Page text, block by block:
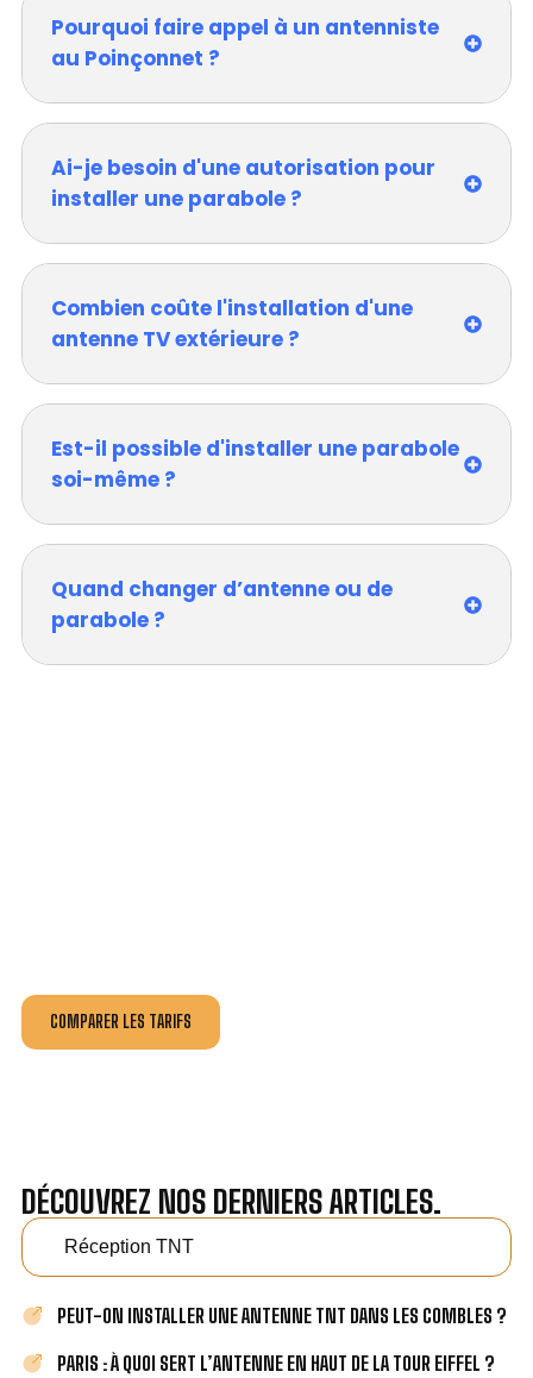
Pourquoi faire appel à un antenniste
au Poinçonnet ?
Ai-je besoin d'une autorisation pour
installer une parabole ?
Combien coûte l'installation d'une
antenne TV extérieure ?
Est-il possible d'installer une parabole
soi-même ?
Quand changer d’antenne ou de
parabole ?
COMPARER LES TARIFS
DÉCOUVREZ NOS DERNIERS ARTICLES.
Réception TNT
PEUT-ON INSTALLER UNE ANTENNE TNT DANS LES COMBLES ?
PARIS : À QUOI SERT L’ANTENNE EN HAUT DE LA TOUR EIFFEL ?